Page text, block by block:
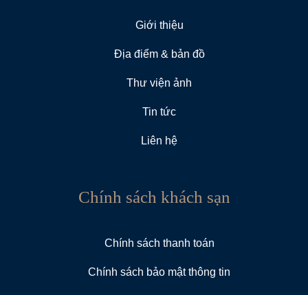
Giới thiệu
Địa điểm & bản đồ
Thư viện ảnh
Tin tức
Liên hệ
Chính sách khách sạn
Chính sách thanh toán
Chính sách bảo mật thông tin